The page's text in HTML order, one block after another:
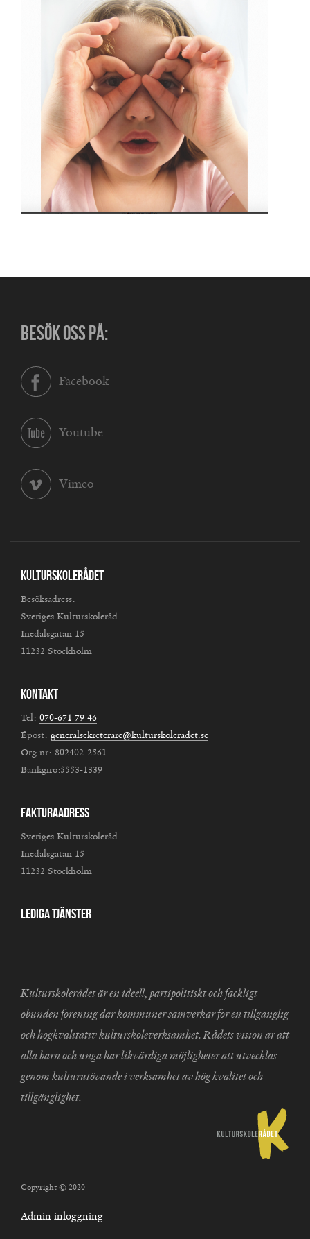
BESÖK OSS PÅ:
Facebook
Youtube
Vimeo
Kulturskolerådet
Besöksadress:
Sveriges Kulturskoleråd
Inedalsgatan 15
11232 Stockholm
Kontakt
Tel: 070-671 79 46
Epost: generalsekreterare@kulturskoleradet.se
Org nr: 802402-2561
Bankgiro:5553-1339
Fakturaadress
Sveriges Kulturskoleråd
Inedalsgatan 15
11232 Stockholm
Lediga tjänster
Kulturskolerådet är en ideell, partipolitiskt och fackligt
obunden förening där kommuner samverkar för en tillgänglig
och högkvalitativ kulturskoleverksamhet. Rådets vision är att
alla barn och unga har likvärdiga möjligheter att utvecklas
genom kulturutövande i verksamhet av hög kvalitet och
tillgänglighet.
Copyright © 2020
Admin inloggning